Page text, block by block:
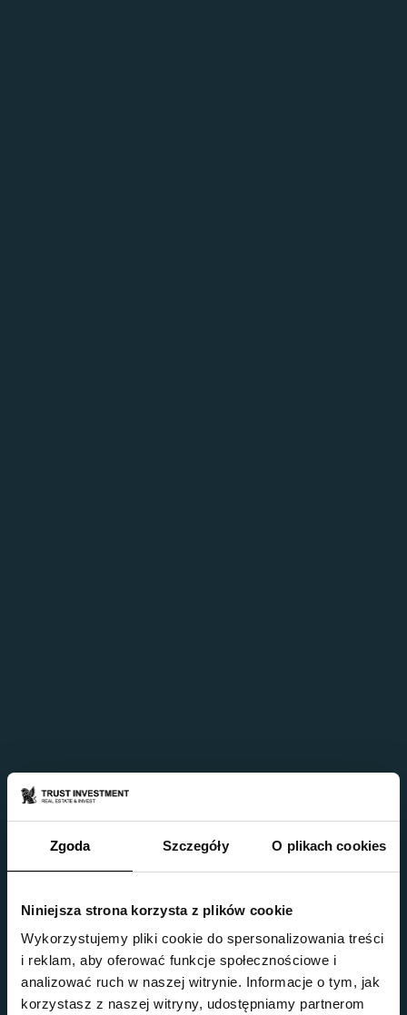
Zgoda Szczegóły O plikach cookies
Niniejsza strona korzysta z plików cookie
Wykorzystujemy pliki cookie do spersonalizowania treści
i reklam, aby oferować funkcje społecznościowe i
analizować ruch w naszej witrynie. Informacje o tym, jak
korzystasz z naszej witryny, udostępniamy partnerom